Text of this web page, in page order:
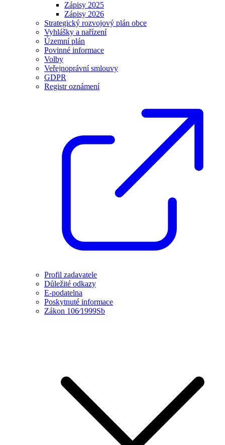
Zápisy 2025
Zápisy 2026
Strategický rozvojový plán obce
Vyhlášky a nařízení
Územní plán
Povinné informace
Volby
Veřejnoprávní smlouvy
GDPR
Registr oznámení
Profil zadavatele
Důležité odkazy
E-podatelna
Poskytnuté informace
Zákon 106⁄1999Sb